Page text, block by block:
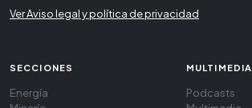
Ver Aviso legal y política de privacidad
SECCIONES
Energía
MULTIMEDIA
Podcasts